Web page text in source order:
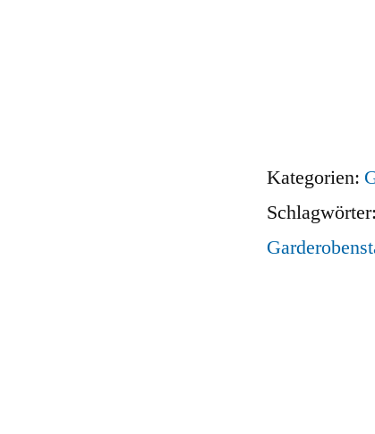
Kategorien:
Schlagwörter: